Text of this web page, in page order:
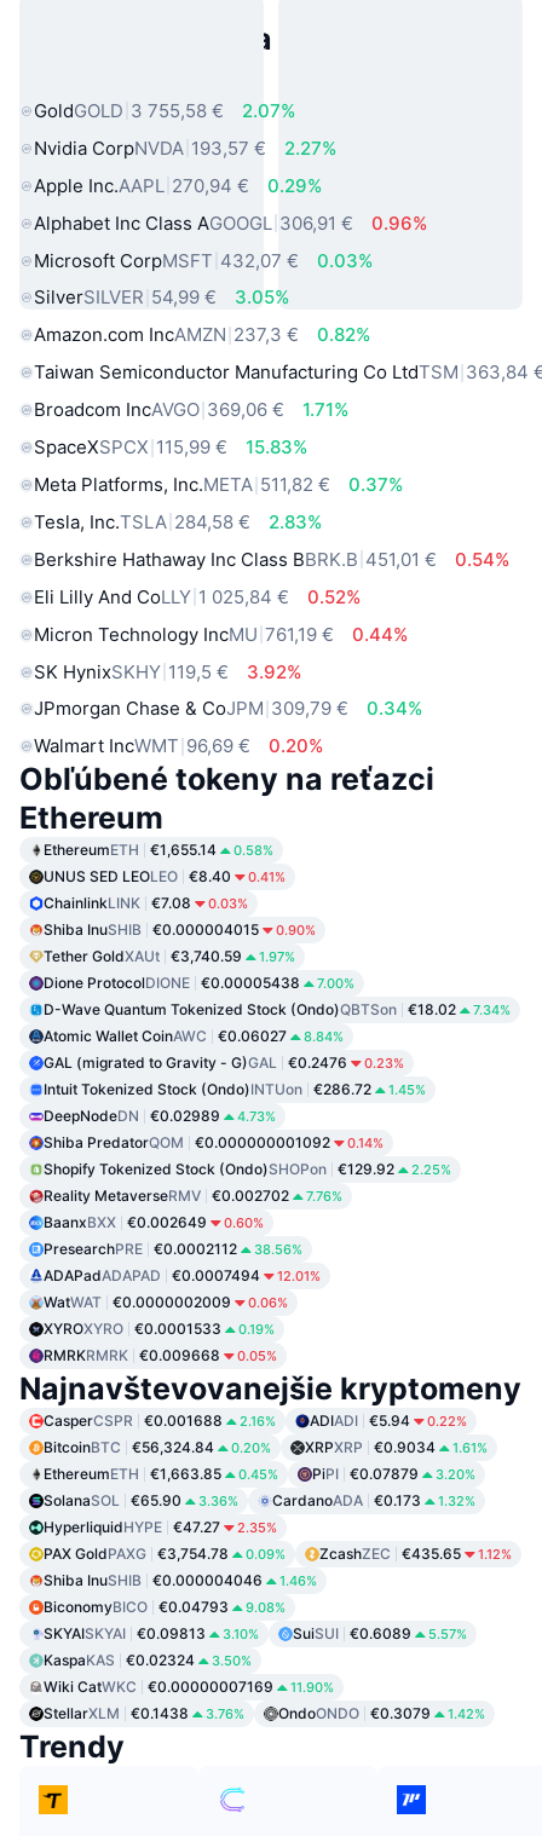
Populárne aktíva z reálneho
GoldGOLD 3 755,58 €
2.07%
Nvidia CorpNVDA 193,57 €
2.27%
Apple Inc.AAPL 270,94 €
0.29%
Alphabet Inc Class AGOOGL 306,91 €
0.96%
Microsoft CorpMSFT 432,07 €
0.03%
SilverSILVER 54,99 €
3.05%
Amazon.com IncAMZN 237,3 €
0.82%
Taiwan Semiconductor Manufacturing Co LtdTSM 363,84
Broadcom IncAVGO 369,06 €
1.71%
SpaceXSPCX 115,99 €
15.83%
Meta Platforms, Inc.META 511,82 €
0.37%
Tesla, Inc.TSLA 284,58 €
2.83%
Berkshire Hathaway Inc Class BBRK.B 451,01 €
0.54%
Eli Lilly And CoLLY 1 025,84 €
0.52%
Micron Technology IncMU 761,19 €
0.44%
SK HynixSKHY 119,5 €
3.92%
JPmorgan Chase & CoJPM 309,79 €
0.34%
Walmart IncWMT 96,69 € 0.20%
Obľúbené tokeny na reťazci
Ethereum
EthereumETH €1,655.14 0.58%
UNUS SED LEOLEO €8.40 0.41%
ChainlinkLINK €7.08 0.03%
Shiba InuSHIB €0.000004015 0.90%
Tether GoldXAUt €3,740.59 1.97%
Dione ProtocolDIONE €0.00005438 7.00%
D-Wave Quantum Tokenized Stock (Ondo)QBTSon €18.02 7.34%
Atomic Wallet CoinAWC €0.06027 8.84%
GAL (migrated to Gravity - G)GAL €0.2476 0.23%
Intuit Tokenized Stock (Ondo)INTUon €286.72 1.45%
DeepNodeDN €0.02989 4.73%
Shiba PredatorQOM €0.000000001092 0.14%
Shopify Tokenized Stock (Ondo)SHOPon €129.92 2.25%
Reality MetaverseRMV €0.002702 7.76%
BaanxBXX €0.002649 0.60%
PresearchPRE €0.0002112 38.56%
ADAPadADAPAD €0.0007494 12.01%
WatWAT €0.0000002009 0.06%
XYROXYRO €0.0001533 0.19%
RMRKRMRK €0.009668 0.05%
Najnavštevovanejšie kryptomeny
CasperCSPR €0.001688 2.16% ADIADI €5.94 0.22%
BitcoinBTC €56,324.84 0.20% XRPXRP €0.9034 1.61%
EthereumETH €1,663.85 0.45% PiPI €0.07879 3.20%
SolanaSOL €65.90 3.36% CardanoADA €0.173 1.32%
HyperliquidHYPE €47.27 2.35%
PAX GoldPAXG €3,754.78 0.09% ZcashZEC €435.65 1.12%
Shiba InuSHIB €0.000004046 1.46%
BiconomyBICO €0.04793 9.08%
SKYAISKYAI €0.09813 3.10% SuiSUI €0.6089 5.57%
KaspaKAS €0.02324 3.50%
Wiki CatWKC €0.00000007169 11.90%
StellarXLM €0.1438 3.76% OndoONDO €0.3079 1.42%
Trendy